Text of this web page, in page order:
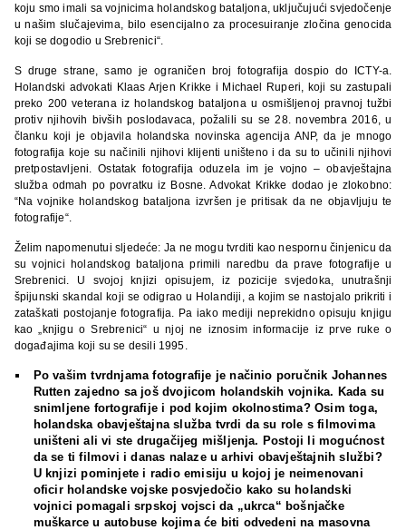
koju smo imali sa vojnicima holandskog bataljona, uključujući svjedočenje
u našim slučajevima, bilo esencijalno za procesuiranje zločina genocida
koji se dogodio u Srebrenici“.
S druge strane, samo je ograničen broj fotografija dospio do ICTY-a.
Holandski advokati Klaas Arjen Krikke i Michael Ruperi, koji su zastupali
preko 200 veterana iz holandskog bataljona u osmišljenoj pravnoj tužbi
protiv njihovih bivših poslodavaca, požalili su se 28. novembra 2016, u
članku koji je objavila holandska novinska agencija ANP, da je mnogo
fotografija koje su načinili njihovi klijenti uništeno i da su to učinili njihovi
pretpostavljeni. Ostatak fotografija oduzela im je vojno – obavještajna
služba odmah po povratku iz Bosne. Advokat Krikke dodao je zlokobno:
“Na vojnike holandskog bataljona izvršen je pritisak da ne objavljuju te
fotografije“.
Želim napomenutui sljedeće: Ja ne mogu tvrditi kao nespornu činjenicu da
su vojnici holandskog bataljona primili naredbu da prave fotografije u
Srebrenici. U svojoj knjizi opisujem, iz pozicije svjedoka, unutrašnji
špijunski skandal koji se odigrao u Holandiji, a kojim se nastojalo prikriti i
zataškati postojanje fotografija. Pa iako mediji neprekidno opisuju knjigu
kao „knjigu o Srebrenici“ u njoj ne iznosim informacije iz prve ruke o
događajima koji su se desili 1995.
Po vašim tvrdnjama fotografije je načinio poručnik Johannes
Rutten zajedno sa još dvojicom holandskih vojnika. Kada su
snimljene fortografije i pod kojim okolnostima? Osim toga,
holandska obavještajna služba tvrdi da su role s filmovima
uništeni ali vi ste drugačijeg mišljenja. Postoji li mogućnost
da se ti filmovi i danas nalaze u arhivi obavještajnih službi?
U knjizi pominjete i radio emisiju u kojoj je neimenovani
oficir holandske vojske posvjedočio kako su holandski
vojnici pomagali srpskoj vojsci da „ukrca“ bošnjačke
muškarce u autobuse kojima će biti odvedeni na masovna